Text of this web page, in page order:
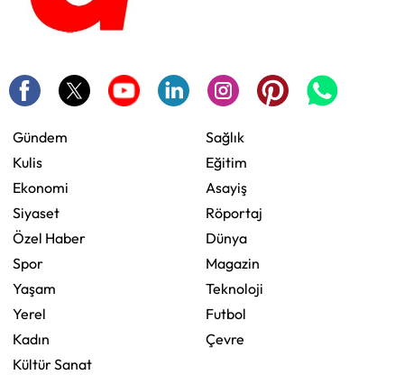
Gündem
Kulis
Ekonomi
Siyaset
Özel Haber
Spor
Yaşam
Yerel
Kadın
Kültür Sanat
Sağlık
Eğitim
Asayiş
Röportaj
Dünya
Magazin
Teknoloji
Futbol
Çevre